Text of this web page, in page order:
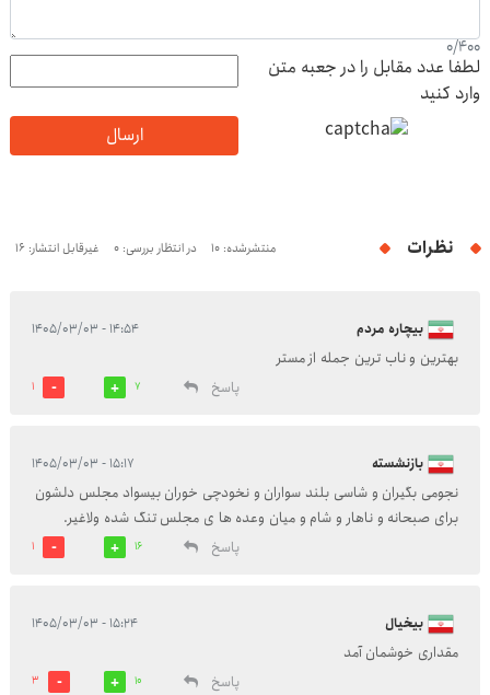
0/400
لطفا عدد مقابل را در جعبه متن
وارد کنید
ارسال
نظرات منتشرشده: 10 در انتظار بررسی: 0 غیرقابل انتشار: 16
بیچاره مردم ۱۴:۵۴ - ۱۴۰۵/۰۳/۰۳
بهترین و ناب ترین جمله از مستر
پاسخ
7
1
بازنشسته ۱۵:۱۷ - ۱۴۰۵/۰۳/۰۳
نجومی بگیران و شاسی بلند سواران و نخودچی خوران بیسواد مجلس دلشون
برای صبحانه و ناهار و شام و میان وعده ها ی مجلس تنگ شده ولاغیر.
پاسخ
16
1
بیخیال ۱۵:۲۴ - ۱۴۰۵/۰۳/۰۳
مقداری خوشمان آمد
پاسخ
10
3